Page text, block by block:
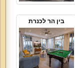
בין הר לכנרת